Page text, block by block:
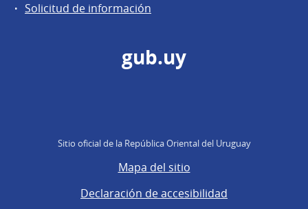
Solicitud de información
gub.uy
Sitio oficial de la República Oriental del Uruguay
Mapa del sitio
Declaración de accesibilidad